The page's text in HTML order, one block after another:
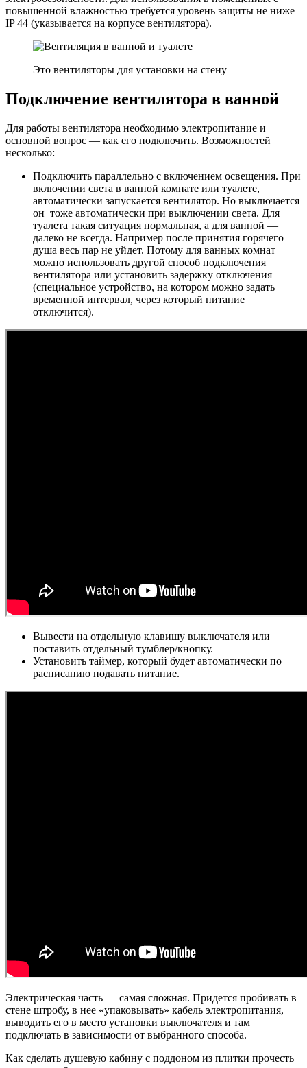
повышенной влажностью требуется уровень защиты не ниже
IP 44 (указывается на корпусе вентилятора).
Это вентиляторы для установки на стену
Подключение вентилятора в ванной
Для работы вентилятора необходимо электропитание и
основной вопрос — как его подключить. Возможностей
несколько:
Подключить параллельно с включением освещения. При
включении света в ванной комнате или туалете,
автоматически запускается вентилятор. Но выключается
он тоже автоматически при выключении света. Для
туалета такая ситуация нормальная, а для ванной —
далеко не всегда. Например после принятия горячего
душа весь пар не уйдет. Потому для ванных комнат
можно использовать другой способ подключения
вентилятора или установить задержку отключения
(специальное устройство, на котором можно задать
временной интервал, через который питание
отключится).
Вывести на отдельную клавишу выключателя или
поставить отдельный тумблер/кнопку.
Установить таймер, который будет автоматически по
расписанию подавать питание.
Электрическая часть — самая сложная. Придется пробивать в
стене штробу, в нее «упаковывать» кабель электропитания,
выводить его в место установки выключателя и там
подключать в зависимости от выбранного способа.
Как сделать душевую кабину с поддоном из плитки прочесть